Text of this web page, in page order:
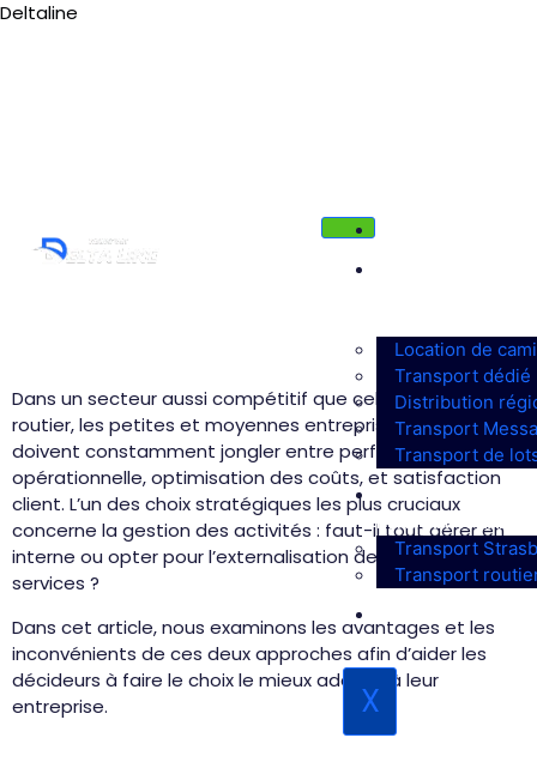
Deltaline
Location de
Transport dédié
Distribution
Transport
Transport de
TRANSPORT
INTERNATIONAL
Transport
Transport
X
Dans un secteur aussi compétitif que celui du transport
routier, les petites et moyennes entreprises (PME)
doivent constamment jongler entre performance
opérationnelle, optimisation des coûts, et satisfaction
client. L’un des choix stratégiques les plus cruciaux
concerne la gestion des activités : faut-il tout gérer en
interne ou opter pour l’externalisation de certains
services ?
Dans cet article, nous examinons les avantages et les
inconvénients de ces deux approches afin d’aider les
décideurs à faire le choix le mieux adapté à leur
entreprise.